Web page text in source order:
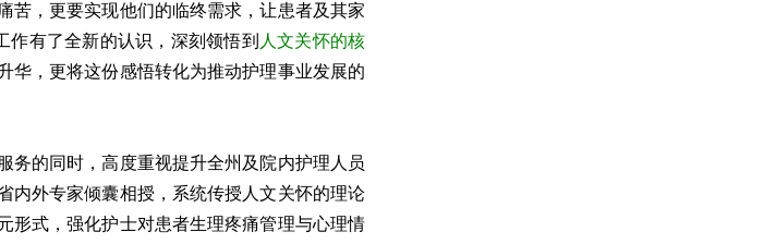
苦，更要实现他们的临终需求，让患者及其家
作有了全新的认识，深刻领悟到 人文关怀的核
华，更将这份感悟转化为推动护理事业发展的
务的同时，高度重视提升全州及院内护理人员
内外专家倾囊相授，系统传授人文关怀的理论
形式，强化护士对患者生理疼痛管理与心理情